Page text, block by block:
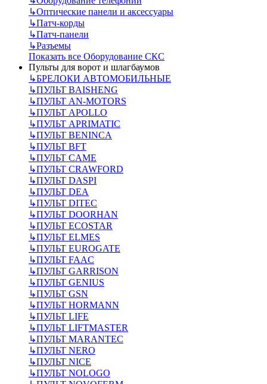
↳Оптические панели и аксессуары
↳Патч-корды
↳Патч-панели
↳Разъемы
Показать все Оборудование СКС
Пульты для ворот и шлагбаумов
↳БРЕЛОКИ АВТОМОБИЛЬНЫЕ
↳ПУЛЬТ BAISHENG
↳ПУЛЬТ AN-MOTORS
↳ПУЛЬТ APOLLO
↳ПУЛЬТ APRIMATIC
↳ПУЛЬТ BENINCA
↳ПУЛЬТ BFT
↳ПУЛЬТ CAME
↳ПУЛЬТ CRAWFORD
↳ПУЛЬТ DASPI
↳ПУЛЬТ DEA
↳ПУЛЬТ DITEC
↳ПУЛЬТ DOORHAN
↳ПУЛЬТ ECOSTAR
↳ПУЛЬТ ELMES
↳ПУЛЬТ EUROGATE
↳ПУЛЬТ FAAC
↳ПУЛЬТ GARRISON
↳ПУЛЬТ GENIUS
↳ПУЛЬТ GSN
↳ПУЛЬТ HORMANN
↳ПУЛЬТ LIFE
↳ПУЛЬТ LIFTMASTER
↳ПУЛЬТ MARANTEC
↳ПУЛЬТ NERO
↳ПУЛЬТ NICE
↳ПУЛЬТ NOLOGO